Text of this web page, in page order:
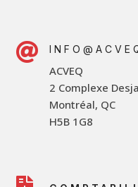

ACVEQ
2 Complexe
Montréal, QC
H5B 1G8